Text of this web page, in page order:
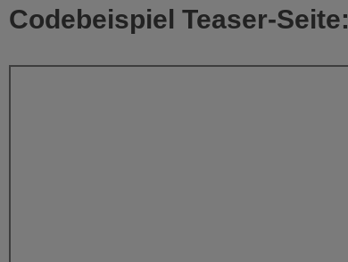
Codebeispiel Teaser-Seite: